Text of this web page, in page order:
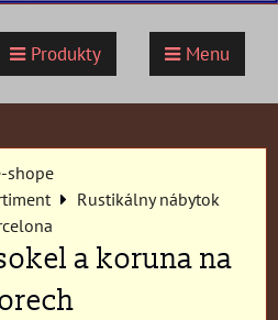
Produkty Menu
shope
Rustikálny nábytok
a koruna na